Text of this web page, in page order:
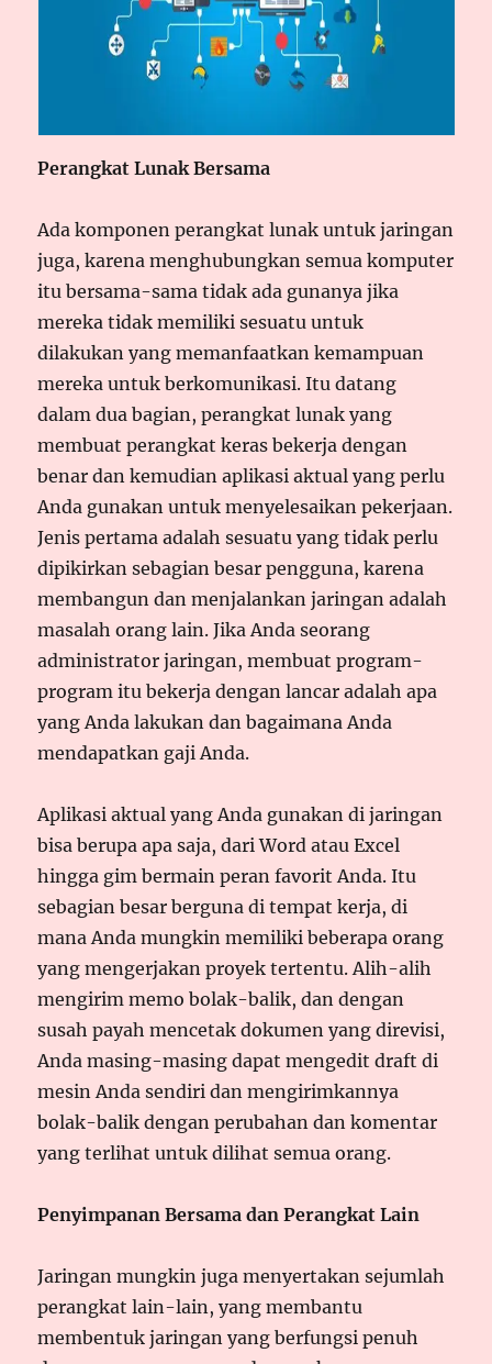
Perangkat Lunak Bersama
Ada komponen perangkat lunak untuk jaringan
juga, karena menghubungkan semua komputer
itu bersama-sama tidak ada gunanya jika
mereka tidak memiliki sesuatu untuk
dilakukan yang memanfaatkan kemampuan
mereka untuk berkomunikasi. Itu datang
dalam dua bagian, perangkat lunak yang
membuat perangkat keras bekerja dengan
benar dan kemudian aplikasi aktual yang perlu
Anda gunakan untuk menyelesaikan pekerjaan.
Jenis pertama adalah sesuatu yang tidak perlu
dipikirkan sebagian besar pengguna, karena
membangun dan menjalankan jaringan adalah
masalah orang lain. Jika Anda seorang
administrator jaringan, membuat program-
program itu bekerja dengan lancar adalah apa
yang Anda lakukan dan bagaimana Anda
mendapatkan gaji Anda.
Aplikasi aktual yang Anda gunakan di jaringan
bisa berupa apa saja, dari Word atau Excel
hingga gim bermain peran favorit Anda. Itu
sebagian besar berguna di tempat kerja, di
mana Anda mungkin memiliki beberapa orang
yang mengerjakan proyek tertentu. Alih-alih
mengirim memo bolak-balik, dan dengan
susah payah mencetak dokumen yang direvisi,
Anda masing-masing dapat mengedit draft di
mesin Anda sendiri dan mengirimkannya
bolak-balik dengan perubahan dan komentar
yang terlihat untuk dilihat semua orang.
Penyimpanan Bersama dan Perangkat Lain
Jaringan mungkin juga menyertakan sejumlah
perangkat lain-lain, yang membantu
membentuk jaringan yang berfungsi penuh